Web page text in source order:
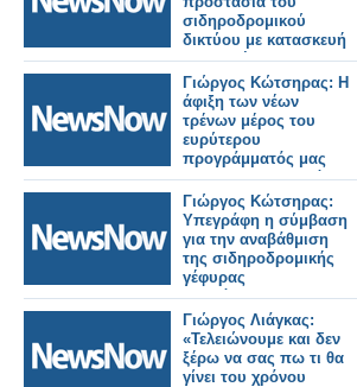
σιδηροδρομικού
δικτύου με κατασκευή
ενισχυμένης
περίφραξης σε
Θριάσιο, Θήβα και
Ζευγολατιό.
Γιώργος Κώτσηρας: Η
άφιξη των νέων
τρένων μέρος του
ευρύτερου
προγράμματός μας
για εκσυγχρονισμό
των σιδηροδρομικών
μεταφορών.
Γιώργος Κώτσηρας:
Υπεγράφη η σύμβαση
για την αναβάθμιση
της σιδηροδρομικής
γέφυρας
Πουλόπουλου στα
Πετράλωνα.
Γιώργος Λιάγκας:
«Τελειώνουμε και δεν
ξέρω να σας πω τι θα
γίνει του χρόνου